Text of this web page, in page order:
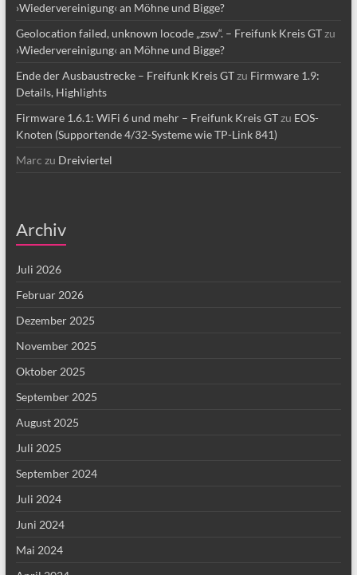
›Wiedervereinigung‹ an Möhne und Bigge?
Geolocation failed, unknown locode „zsw“. – Freifunk Kreis GTzu
›Wiedervereinigung‹ an Möhne und Bigge?
Ende der Ausbaustrecke – Freifunk Kreis GTzu Firmware 1.9:
Details, Highlights
Firmware 1.6.1: WiFi 6 und mehr – Freifunk Kreis GTzu EOS-
Knoten (Supportende 4/32-Systeme wie TP-Link 841)
Marc zu Dreiviertel
Archiv
Juli 2026
Februar 2026
Dezember 2025
November 2025
Oktober 2025
September 2025
August 2025
Juli 2025
September 2024
Juli 2024
Juni 2024
Mai 2024